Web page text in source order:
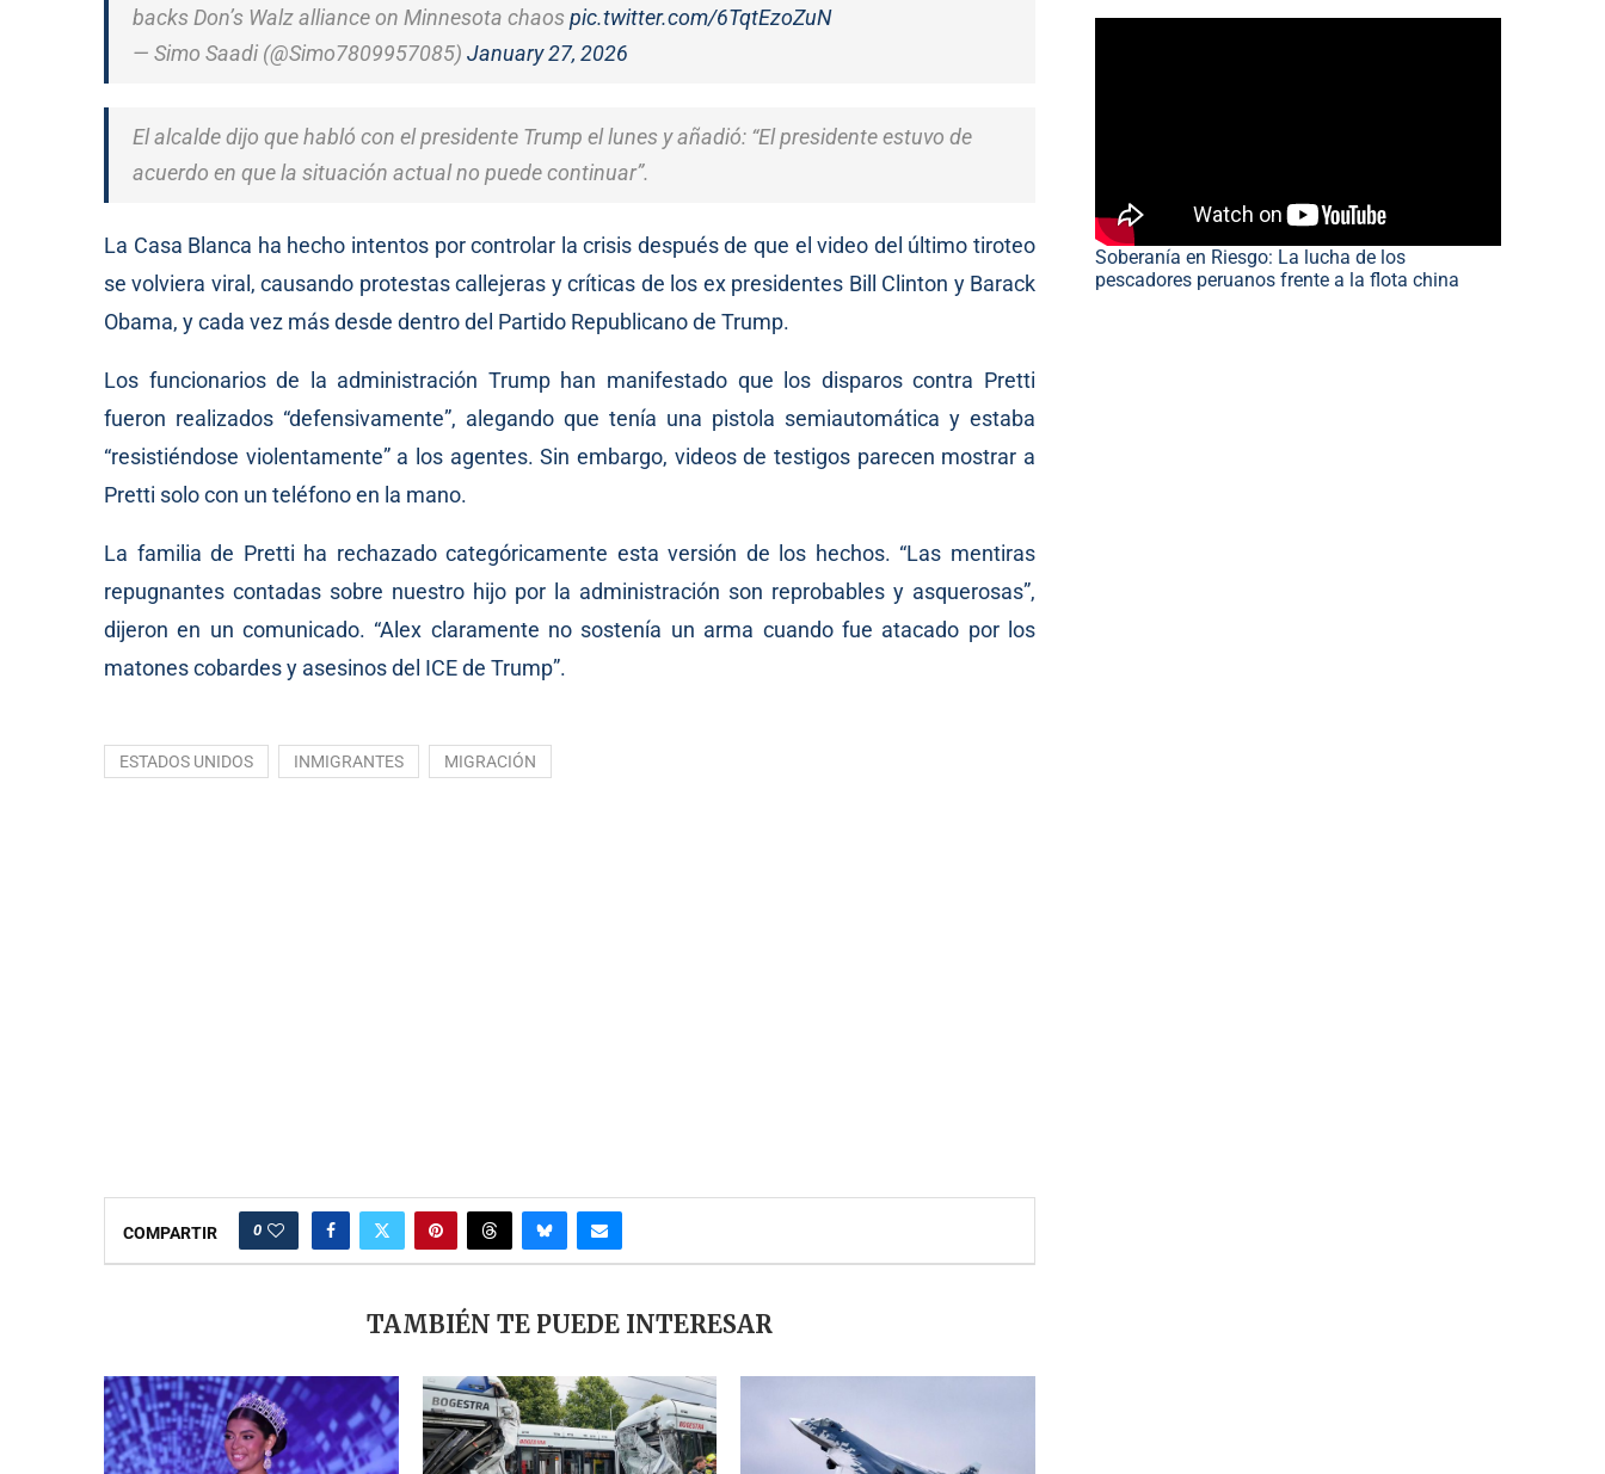
backs Don’s Walz alliance on Minnesota chaospic.twitter.com/6TqtEzoZuN
— Simo Saadi (@Simo7809957085) January 27, 2026
El alcalde dijo que habló con el presidente Trump el lunes y añadió: “El presidente estuvo de
acuerdo en que la situación actual no puede continuar”.
La Casa Blanca ha hecho intentos por controlar la crisis después de que el video del último tiroteo
se volviera viral, causando protestas callejeras y críticas de los ex presidentes Bill Clinton y Barack
Obama, y cada vez más desde dentro del Partido Republicano de Trump.
Los funcionarios de la administración Trump han manifestado que los disparos contra Pretti
fueron realizados “defensivamente”, alegando que tenía una pistola semiautomática y estaba
“resistiéndose violentamente” a los agentes. Sin embargo, videos de testigos parecen mostrar a
Pretti solo con un teléfono en la mano.
La familia de Pretti ha rechazado categóricamente esta versión de los hechos. “Las mentiras
repugnantes contadas sobre nuestro hijo por la administración son reprobables y asquerosas”,
dijeron en un comunicado. “Alex claramente no sostenía un arma cuando fue atacado por los
matones cobardes y asesinos del ICE de Trump”.
ESTADOS UNIDOS INMIGRANTES MIGRACIÓN
COMPARTIR 0
TAMBIÉN TE PUEDE INTERESAR
Soberanía en Riesgo: La lucha de los
pescadores peruanos frente a la flota china